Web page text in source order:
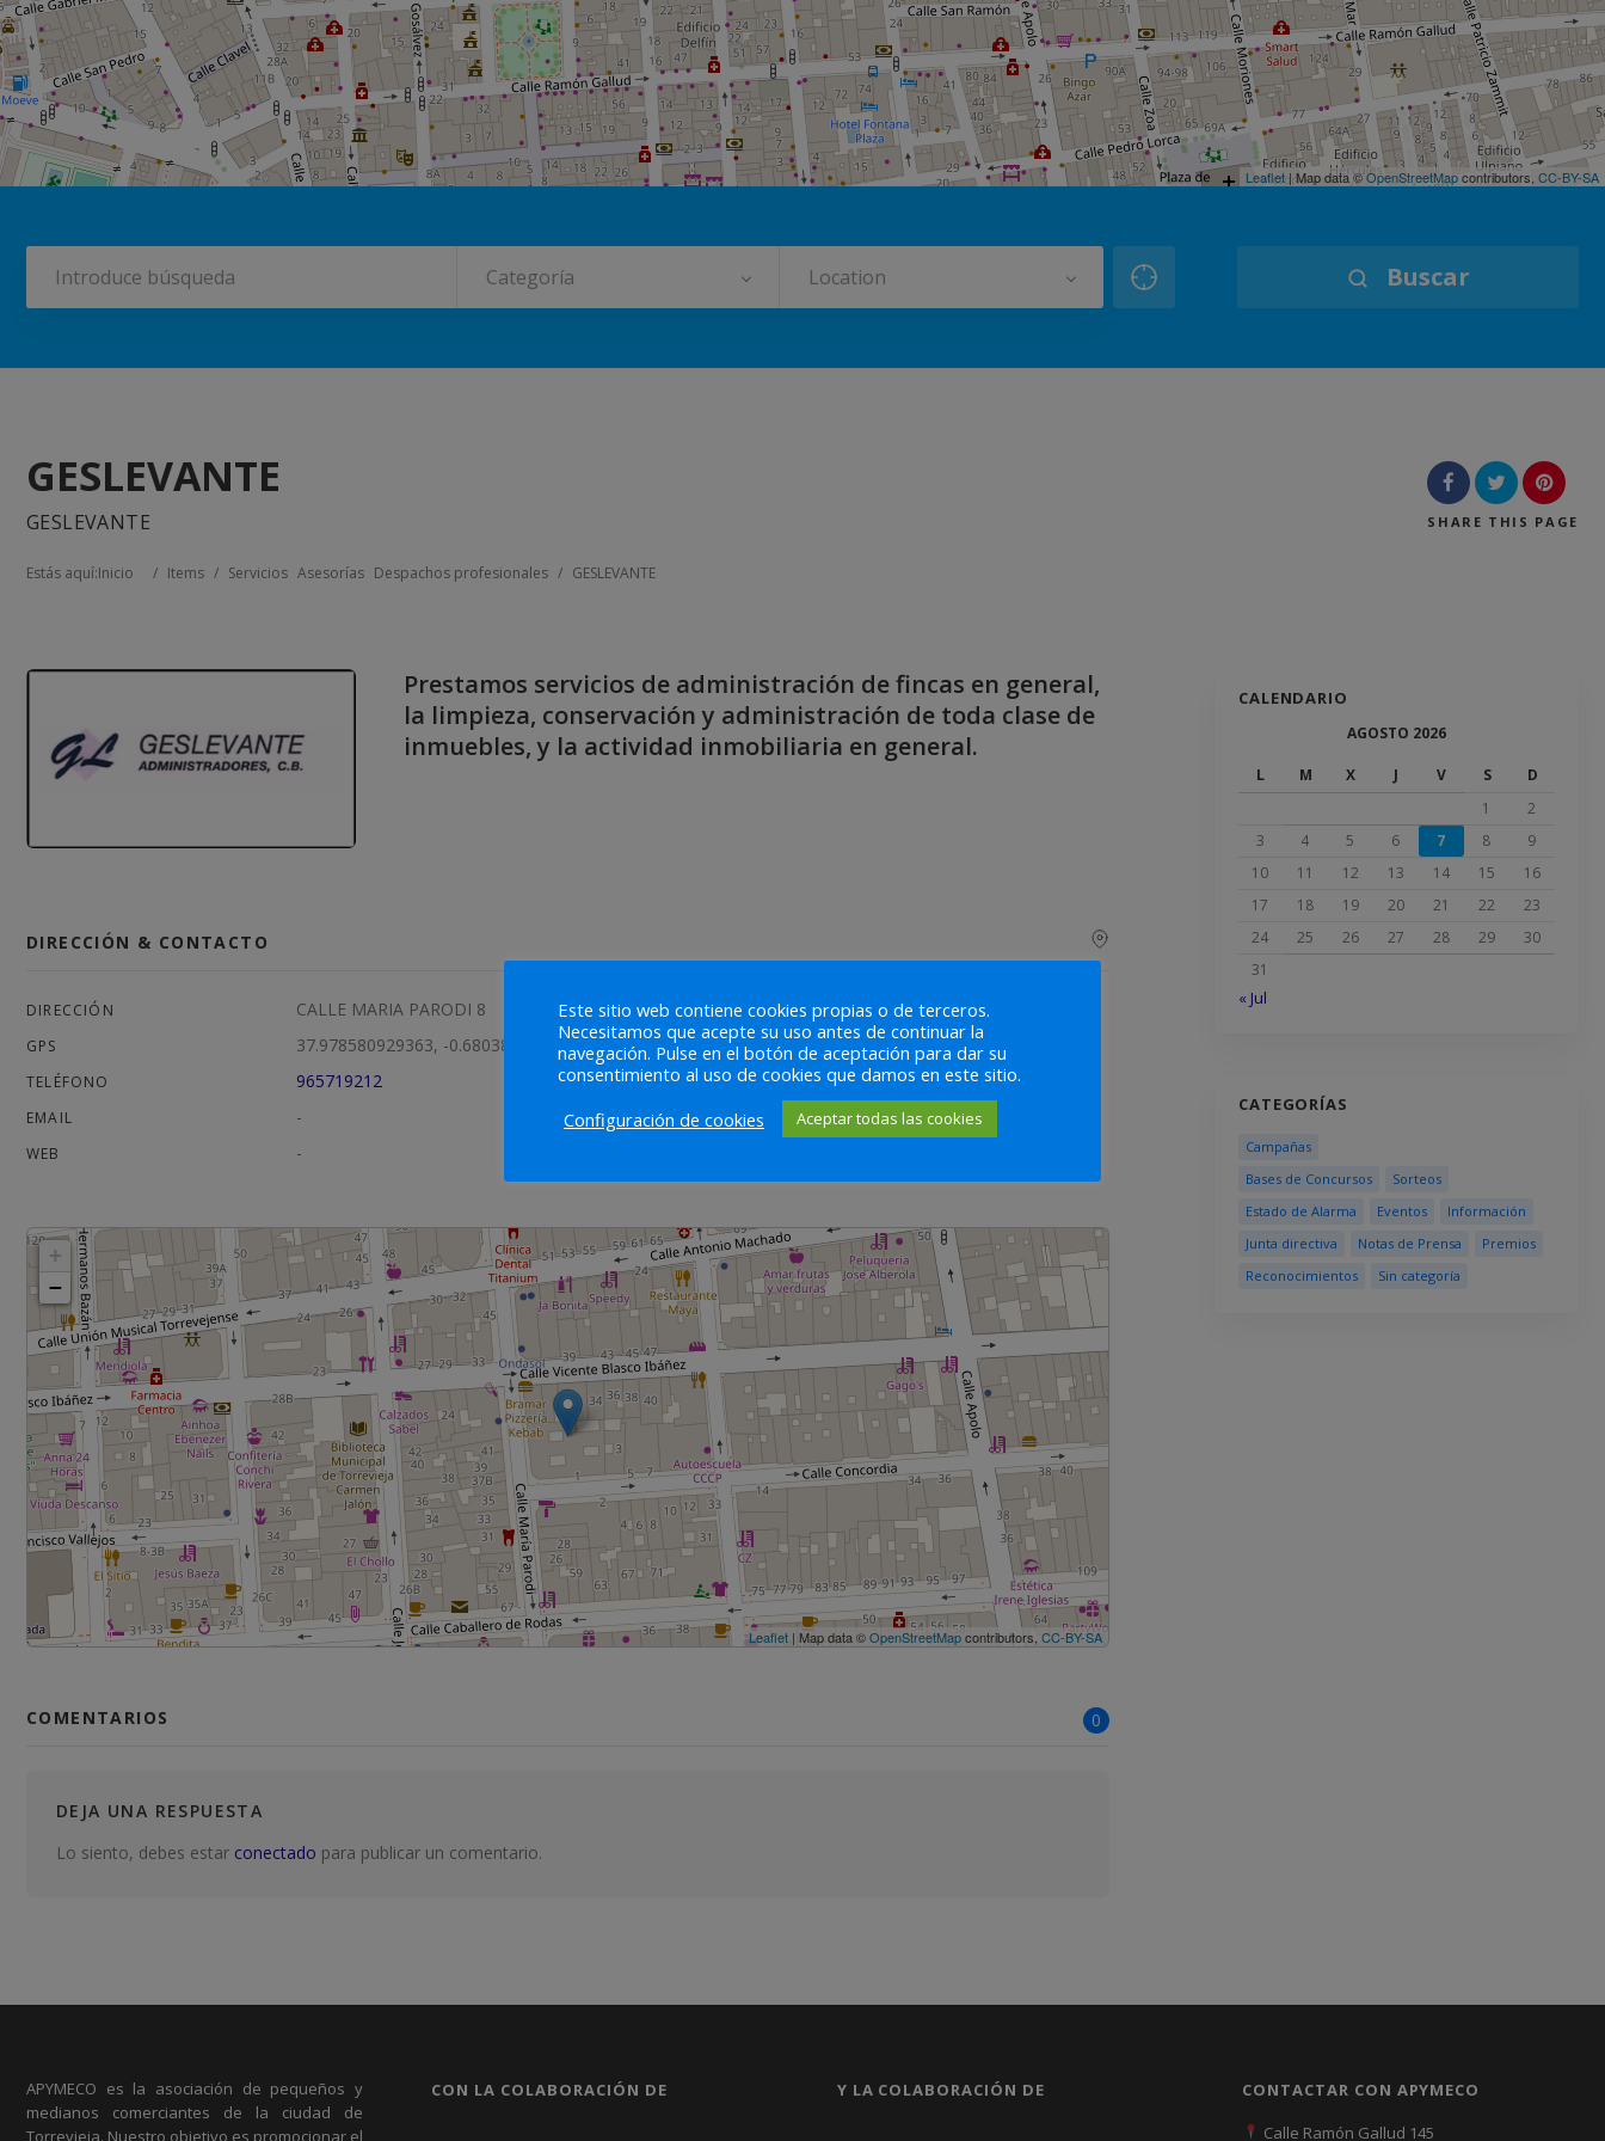
Leaflet | Map data ©OpenStreetMapcontributors, CC-BY-SA
Categoría Location Buscar
GESLEVANTE
GESLEVANTE
Estás aquí:Inicio / Items / Servicios Asesorías Despachos profesionales / GESLEVANTE
SHARE THIS PAGE
Prestamos servicios de administración de fincas en general,
la limpieza, conservación y administración de toda clase de
inmuebles, y la actividad inmobiliaria en general.
DIRECCIÓN & CONTACTO
DIRECCIÓN CALLE MARIA PARODI 8
GPS 37.978580929363, -0.68038426790367
TELÉFONO 965719212
EMAIL -
WEB -
+
−
Leaflet| Map data ©OpenStreetMapcontributors,CC-BY-SA
COMENTARIOS 0
DEJA UNA RESPUESTA
Lo siento, debes estar conectado para publicar un comentario.
CALENDARIO
AGOSTO 2026
L M X J V S
D
1
2
3
4 5 6 7 8
9
10
11 12 13 14 15
16
17
18 19 20 21 22
23
24
25 26 27 28 29
30
31
« Jul
CATEGORÍAS
Campañas
Bases de Concursos
Sorteos
Estado de Alarma
Eventos
Información
Junta directiva
Notas de Prensa
Premios
Reconocimientos
Sin categoría
APYMECO es la asociación de pequeños y
medianos comerciantes de la ciudad de
Torrevieja. Nuestro objetivo es promocionar el
CON LA COLABORACIÓN DE Y LA COLABORACIÓN DE
CONTACTAR CON APYMECO
Calle Ramón Gallud 145
Este sitio web contiene cookies propias o de terceros.
Necesitamos que acepte su uso antes de continuar la
navegación. Pulse en el botón de aceptación para dar su
consentimiento al uso de cookies que damos en este sitio.
Configuración de cookies
Aceptar todas las cookies